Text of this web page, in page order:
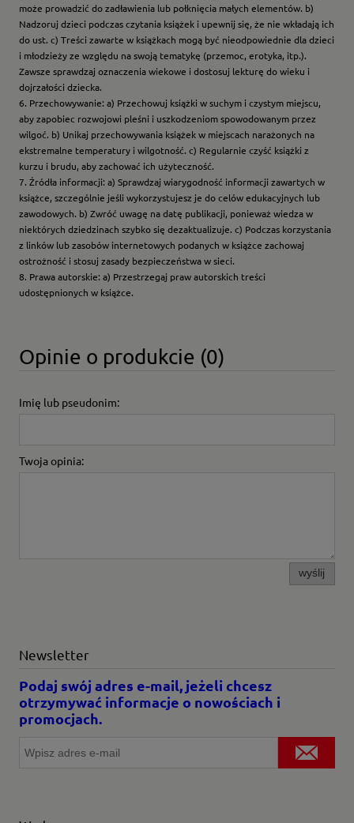
może prowadzić do zadławienia lub połknięcia małych elementów. b)
Nadzoruj dzieci podczas czytania książek i upewnij się, że nie wkładają ich
do ust. c) Treści zawarte w książkach mogą być nieodpowiednie dla dzieci
i młodzieży ze względu na swoją tematykę (przemoc, erotyka, itp.).
Zawsze sprawdzaj oznaczenia wiekowe i dostosuj lekturę do wieku i
dojrzałości dziecka.
6. Przechowywanie: a) Przechowuj książki w suchym i czystym miejscu,
aby zapobiec rozwojowi pleśni i uszkodzeniom spowodowanym przez
wilgoć. b) Unikaj przechowywania książek w miejscach narażonych na
ekstremalne temperatury i wilgotność. c) Regularnie czyść książki z
kurzu i brudu, aby zachować ich użyteczność.
7. Źródła informacji: a) Sprawdzaj wiarygodność informacji zawartych w
książce, szczególnie jeśli wykorzystujesz je do celów edukacyjnych lub
zawodowych. b) Zwróć uwagę na datę publikacji, ponieważ wiedza w
niektórych dziedzinach szybko się dezaktualizuje. c) Podczas korzystania
z linków lub zasobów internetowych podanych w książce zachowaj
ostrożność i stosuj zasady bezpieczeństwa w sieci.
8. Prawa autorskie: a) Przestrzegaj praw autorskich treści
udostępnionych w książce.
Opinie o produkcie (0)
Imię lub pseudonim:
Twoja opinia:
wyślij
Newsletter
Podaj swój adres e-mail, jeżeli chcesz
otrzymywać informacje o nowościach i
promocjach.